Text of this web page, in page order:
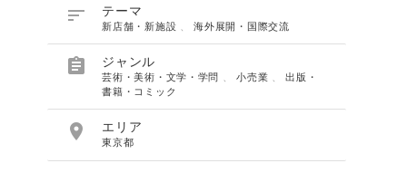
 テーマ
新店舗・新施設 、海外展開・国際交流
 ジャンル
芸術・美術・文学・学問 、小売業 、出版・
書籍・コミック
 エリア
東京都